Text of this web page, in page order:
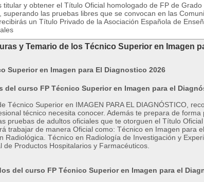
titular y obtener el Título Oficial homologado de FP de
superando las pruebas libres que se convocan en las
un Título Privado de la Asociación Española de
y Temario de los Técnico Superior en Imagen
del curso FP Técnico Superior en Imagen para el
Técnico Superior en IMAGEN PARA EL DIAGNÓSTICO,
técnico necesita conocer. Además te prepara de forma
pruebas de adultos oficiales que te otorguen el Título
trabajar de manera Oficial como: Técnico en Imagen para
Radiológica. Técnico en Radiología de Investigación y
de Productos Hospitalarios y Farmacéuticos.
del curso FP Técnico Superior en Imagen para el